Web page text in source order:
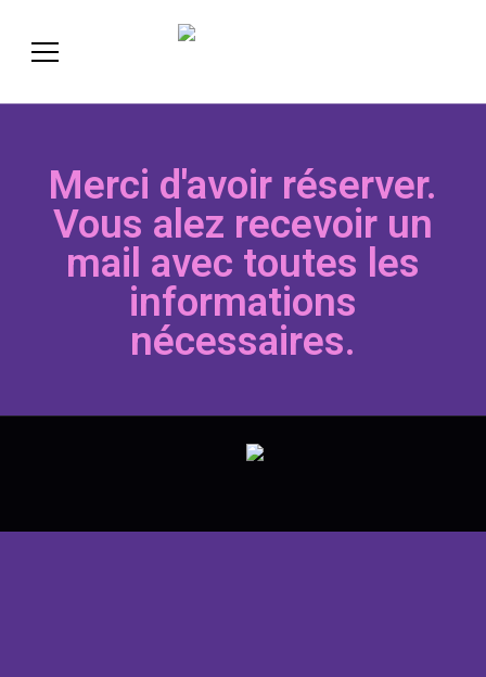
LesBaleries'
Merci d'avoir réserver.
Vous alez recevoir un
mail avec toutes les
informations
nécessaires.